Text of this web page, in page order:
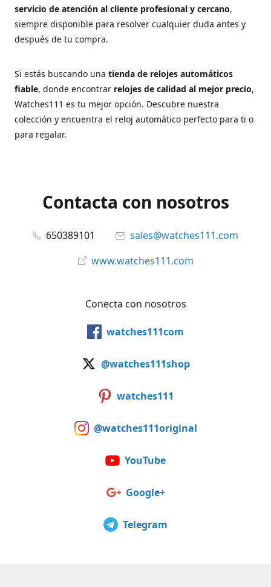
servicio de atención al cliente profesional y cercano,
siempre disponible para resolver cualquier duda antes y
después de tu compra.
Si estás buscando una tienda de relojes automáticos
fiable, donde encontrar relojes de calidad al mejor precio,
Watches111 es tu mejor opción. Descubre nuestra
colección y encuentra el reloj automático perfecto para ti o
para regalar.
Contacta con nosotros
650389101
sales@watches111.com
www.watches111.com
Conecta con nosotros
watches111com
@watches111shop
watches111
@watches111original
YouTube
Google+
Telegram